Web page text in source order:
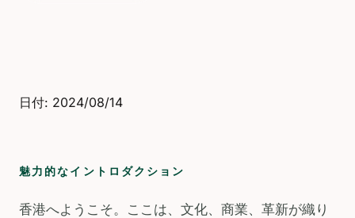
日付: 2024/08/14
魅力的なイントロダクション
香港へようこそ。ここは、文化、商業、革新が織り